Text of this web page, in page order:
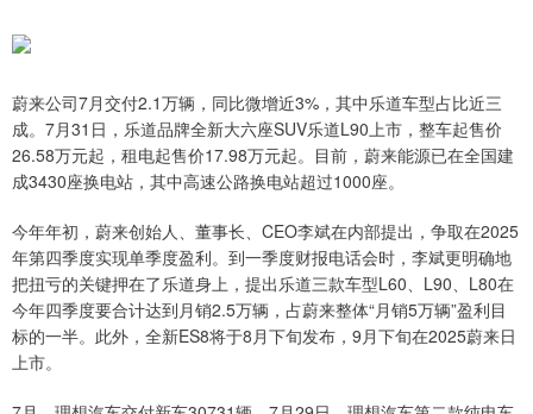
蔚来公司7月交付2.1万辆，同比微增近3%，其中乐道车型占比近三
成。7月31日，乐道品牌全新大六座SUV乐道L90上市，整车起售价
26.58万元起，租电起售价17.98万元起。目前，蔚来能源已在全国建
成3430座换电站，其中高速公路换电站超过1000座。
今年年初，蔚来创始人、董事长、CEO李斌在内部提出，争取在2025
年第四季度实现单季度盈利。到一季度财报电话会时，李斌更明确地
把扭亏的关键押在了乐道身上，提出乐道三款车型L60、L90、L80在
今年四季度要合计达到月销2.5万辆，占蔚来整体“月销5万辆”盈利目
标的一半。此外，全新ES8将于8月下旬发布，9月下旬在2025蔚来日
上市。